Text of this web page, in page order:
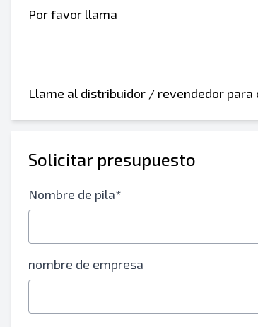
Por favor llama
Llame al distribuidor / revendedor para
Solicitar presupuesto
Nombre de pila*
nombre de empresa